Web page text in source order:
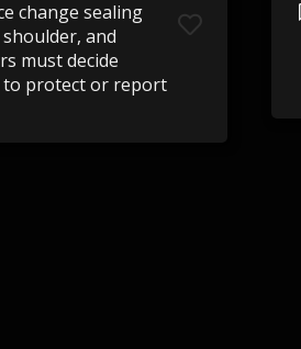
change sealing
and
must decide
protect or report